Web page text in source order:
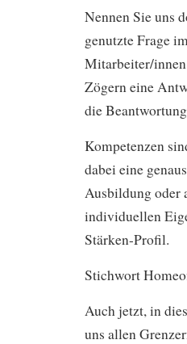
Nennen Sie uns
genutzte Frage
Mitarbeiter/
Zögern eine
die
Kompetenzen
dabei eine
Ausbildung oder
individuellen
Stärken-Profil.
Stichwort
Auch jetzt, in
uns allen